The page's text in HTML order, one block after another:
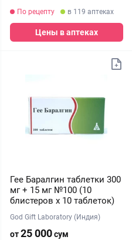
По рецепту в 119 аптеках
Цены в аптеках
Гее Баралгин таблетки 300
мг + 15 мг №100 (10
блистеров х 10 таблеток)
God Gift Laboratory (Индия)
от25 000сум